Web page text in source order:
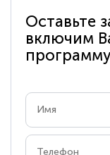
Оставьте
включим